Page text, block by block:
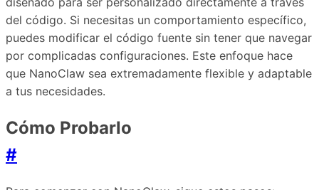
del código. Si necesitas un comportamiento específico,
puedes modificar el código fuente sin tener que navegar
por complicadas configuraciones. Este enfoque hace
que NanoClaw sea extremadamente flexible y adaptable
a tus necesidades.
Cómo Probarlo
#